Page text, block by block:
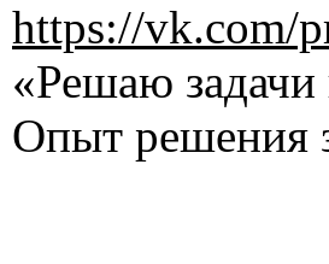
https://vk.com/
«Решаю задачи
Опыт решения